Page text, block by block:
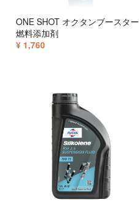
ONE SHOT オクタンブースター
燃料添加剤
¥ 1,760